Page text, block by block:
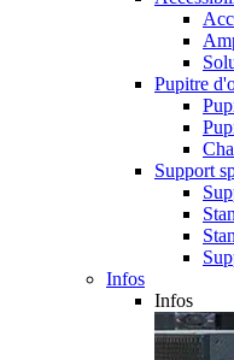
Pupitre
Support
Infos
Infos